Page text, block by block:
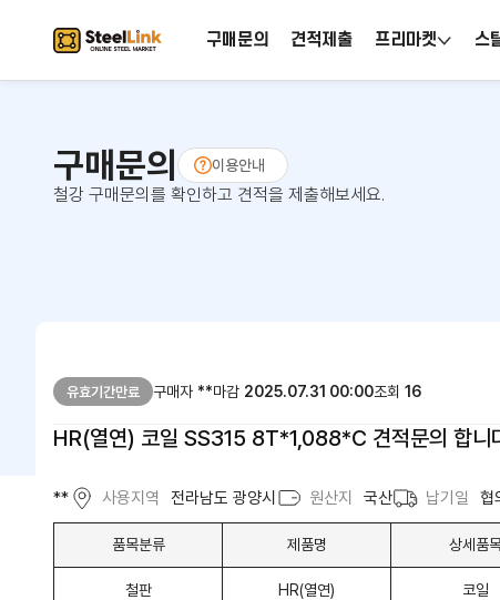
구매문의 견적제출 프리마켓 스
구매문의 이용안내
철강 구매문의를 확인하고 견적을 제출해보세요.
유효기간만료 구매자 **마감 2025.07.31 00:00조회 16
HR(열연) 코일 SS315 8T*1,088*C 견적문의 합니
** 사용지역 전라남도 광양시 원산지 국산 납기일 협
품목분류 제품명 상세품
철판 HR(열연) 코일